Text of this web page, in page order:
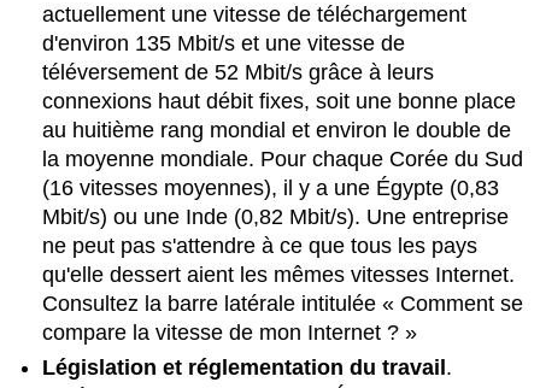
actuellement une vitesse de téléchargement
d'environ 135 Mbit/s et une vitesse de
téléversement de 52 Mbit/s grâce à leurs
connexions haut débit fixes, soit une bonne place
au huitième rang mondial et environ le double de
la moyenne mondiale. Pour chaque Corée du Sud
(16 vitesses moyennes), il y a une Égypte (0,83
Mbit/s) ou une Inde (0,82 Mbit/s). Une entreprise
ne peut pas s'attendre à ce que tous les pays
qu'elle dessert aient les mêmes vitesses Internet.
Consultez la barre latérale intitulée « Comment se
compare la vitesse de mon Internet ? »
Législation et réglementation du travail.